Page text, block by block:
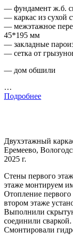
— фундамент ж.б.
— каркас из сухой
— межэтажное
45*195 мм
— закладные
— сетка от
— дом обшили
…
Подробнее
Двухэтажный
Еремеево,
2025 г.
Стены первого
этаже монтируем
Отопление
втором этаже
Выполнили
соединили сваркой.
Смонтировали